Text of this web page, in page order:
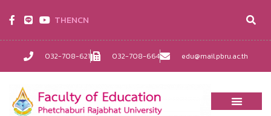
032-708-621 032-708-664 edu@mail.pbru.ac.th
THENCN